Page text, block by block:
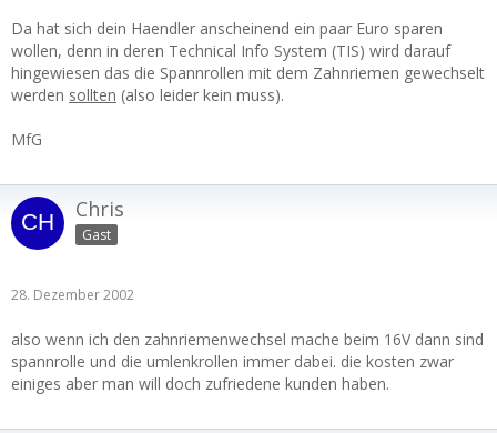
Da hat sich dein Haendler anscheinend ein paar Euro sparen
wollen, denn in deren Technical Info System (TIS) wird darauf
hingewiesen das die Spannrollen mit dem Zahnriemen gewechselt
werden sollten (also leider kein muss).
MfG
Chris
Gast
28. Dezember 2002
also wenn ich den zahnriemenwechsel mache beim 16V dann sind
spannrolle und die umlenkrollen immer dabei. die kosten zwar
einiges aber man will doch zufriedene kunden haben.